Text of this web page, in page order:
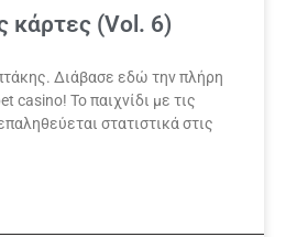
κάρτες (Vol. 6)
Διάβασε εδώ την πλήρη
casino! Το παιχνίδι με τις
στατιστικά στις